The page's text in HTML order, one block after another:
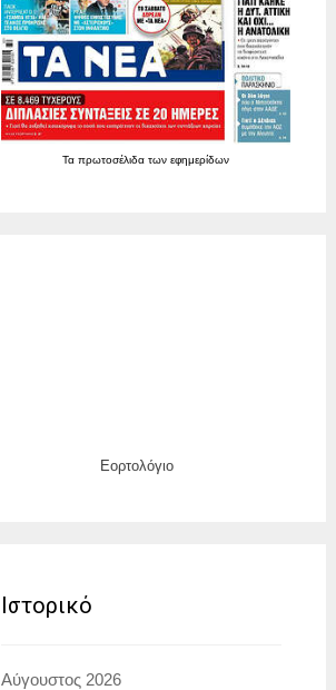
Ταπρωτοσέλιδατωνεφημερίδων
Εορτολόγιο
Ιστορικό
Αύγουστος 2026